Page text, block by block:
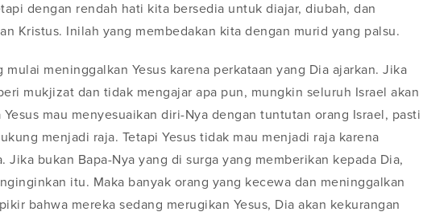
dengan rendah hati kita bersedia untuk diajar, diubah, dan
Kristus. Inilah yang membedakan kita dengan murid yang palsu.
mulai meninggalkan Yesus karena perkataan yang Dia ajarkan. Jika
mukjizat dan tidak mengajar apa pun, mungkin seluruh Israel akan
mau menyesuaikan diri-Nya dengan tuntutan orang Israel, pasti
menjadi raja. Tetapi Yesus tidak mau menjadi raja karena
Jika bukan Bapa-Nya yang di surga yang memberikan kepada Dia,
itu. Maka banyak orang yang kecewa dan meninggalkan
bahwa mereka sedang merugikan Yesus, Dia akan kekurangan